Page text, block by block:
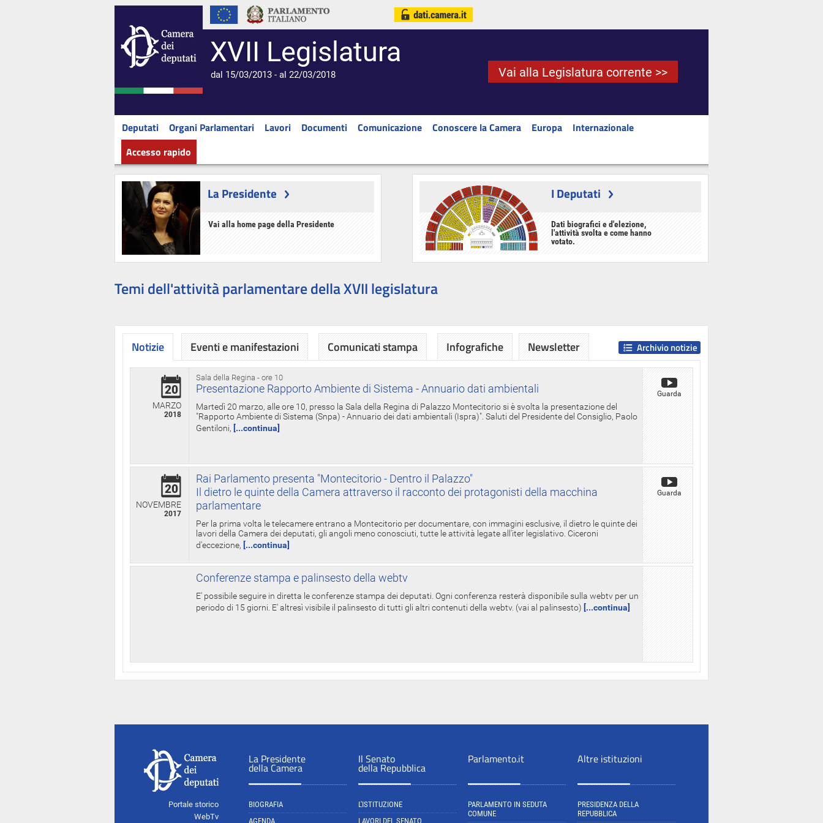
XVII Legislatura
dal 15/03/2013 - al 22/03/2018 Vai alla Legislatura corrente >>
Deputati Organi Parlamentari Lavori Documenti Comunicazione Conoscere la Camera Europa
Internazionale
Accesso rapido
La Presidente
Vai alla home page della Presidente
I Deputati
Dati biografici e d'elezione,
l'attività svolta e come hanno
votato.
Temi dell'attività parlamentare della XVII legislatura
Notizie
Sala della Regina - ore 10
20
MARZO
2018
Presentazione Rapporto Ambiente di Sistema - Annuario dati ambientali
Martedì 20 marzo, alle ore 10, presso la Sala della Regina di Palazzo Montecitorio si è svolta la presentazione del
"Rapporto Ambiente di Sistema (Snpa) - Annuario dei dati ambientali (Ispra)". Saluti del Presidente del Consiglio, Paolo
Gentiloni, [...continua]
Guarda
20
NOVEMBRE
2017
Rai Parlamento presenta "Montecitorio - Dentro il Palazzo"
Il dietro le quinte della Camera attraverso il racconto dei protagonisti della macchina
parlamentare
Per la prima volta le telecamere entrano a Montecitorio per documentare, con immagini esclusive, il dietro le quinte dei
lavori della Camera dei deputati, gli angoli meno conosciuti, tutte le attività legate all'iter legislativo. Ciceroni
d'eccezione, [...continua]
Guarda
Conferenze stampa e palinsesto della webtv
E' possibile seguire in diretta le conferenze stampa dei deputati. Ogni conferenza resterà disponibile sulla webtv per un
periodo di 15 giorni. E' altresì visibile il palinsesto di tutti gli altri contenuti della webtv. (vai al palinsesto) [...continua]
Archivio notizie
Eventi e manifestazioni Comunicati stampa Infografiche Newsletter
Portale storico
WebTv
La Presidente
della Camera
BIOGRAFIA
AGENDA
Il Senato
della Repubblica
L'ISTITUZIONE
LAVORI DEL SENATO
Parlamento.it
PARLAMENTO IN SEDUTA
COMUNE
Altre istituzioni
PRESIDENZA DELLA
REPUBBLICA